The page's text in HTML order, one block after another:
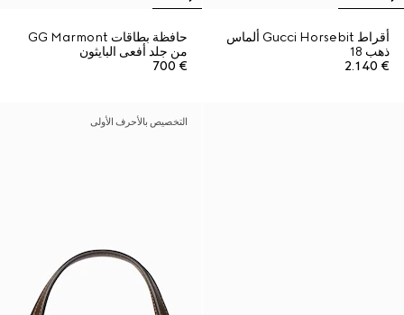
أقراط Gucci Horsebit ألماس
ذهب 18
€ 2.140
حافظة بطاقات GG Marmont
من جلد أفعى البايثون
€ 700
التخصيص بالأحرف الأولى